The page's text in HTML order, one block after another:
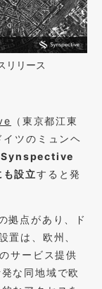
リリース
（東京都江東
ツのミュンヘ
Synspective
設立すると発
拠点があり、ド
置は、欧州、
サービス提供
な同地域で欧